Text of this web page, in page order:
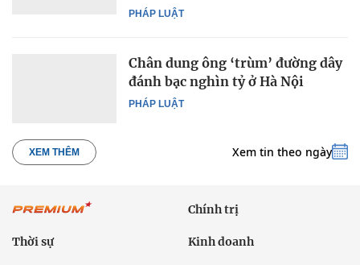
PHÁP LUẬT
PHÁP LUẬT
Chân dung ông ‘trùm’ đường dây
đánh bạc nghìn tỷ ở Hà Nội
XEM THÊM Xem tin theo ngày
Chính trị
Thời sự Kinh doanh